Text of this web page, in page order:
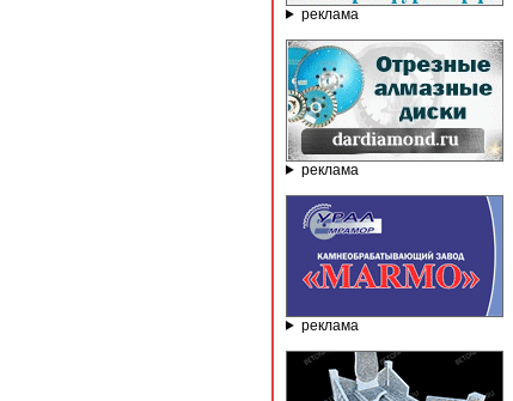
реклама
реклама
реклама